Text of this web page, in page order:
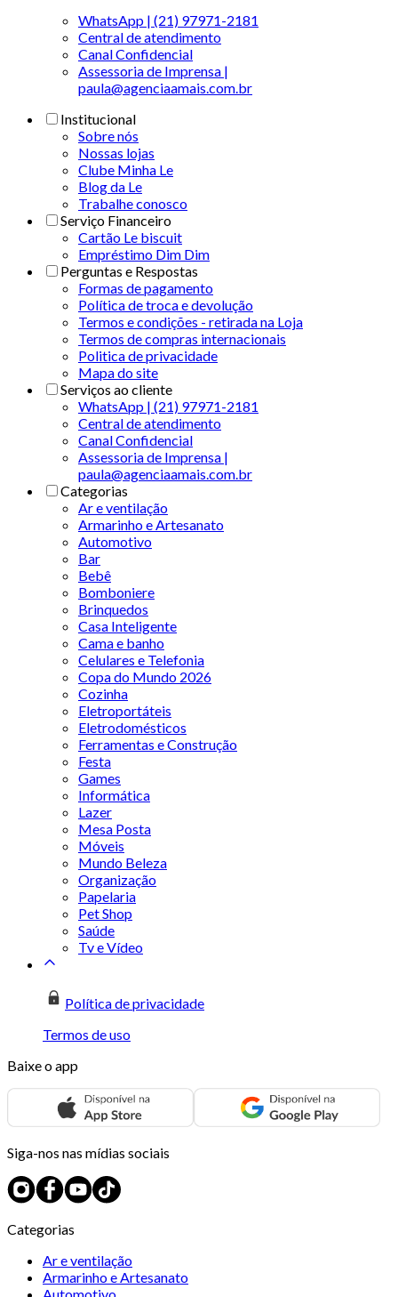
WhatsApp | (21) 97971-2181
Central de atendimento
Canal Confidencial
Assessoria de Imprensa |
paula@agenciaamais.com.br
Institucional
Sobre nós
Nossas lojas
Clube Minha Le
Blog da Le
Trabalhe conosco
Serviço Financeiro
Cartão Le biscuit
Empréstimo Dim Dim
Perguntas e Respostas
Formas de pagamento
Política de troca e devolução
Termos e condições - retirada na Loja
Termos de compras internacionais
Politica de privacidade
Mapa do site
Serviços ao cliente
WhatsApp | (21) 97971-2181
Central de atendimento
Canal Confidencial
Assessoria de Imprensa |
paula@agenciaamais.com.br
Categorias
Ar e ventilação
Armarinho e Artesanato
Automotivo
Bar
Bebê
Bomboniere
Brinquedos
Casa Inteligente
Cama e banho
Celulares e Telefonia
Copa do Mundo 2026
Cozinha
Eletroportáteis
Eletrodomésticos
Ferramentas e Construção
Festa
Games
Informática
Lazer
Mesa Posta
Móveis
Mundo Beleza
Organização
Papelaria
Pet Shop
Saúde
Tv e Vídeo
Política de privacidade
Termos de uso
Baixe o app
Siga-nos nas mídias sociais
Categorias
Ar e ventilação
Armarinho e Artesanato